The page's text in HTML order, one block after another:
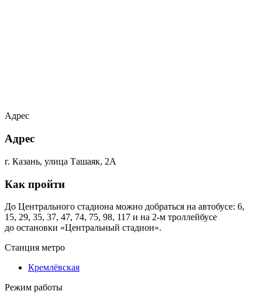
Адрес
Адрес
г. Казань, улица Ташаяк, 2А
Как пройти
До Центрального стадиона можно добраться на автобусе: 6,
15, 29, 35, 37, 47, 74, 75, 98, 117 и на 2-м троллейбусе
до остановки «Центральный стадион».
Станция метро
Кремлёвская
Режим работы